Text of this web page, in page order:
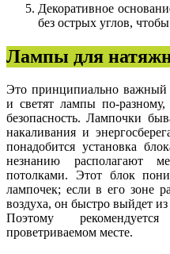
Декоративное
без острых углов,
Лампы для
Это принципиально важный
и светят лампы по-
безопасность. Лампочки
накаливания и
понадобится установка
незнанию располагают
потолками. Этот блок
лампочек; если в его зоне
воздуха, он быстро выйдет из
Поэтому
проветриваемом месте.